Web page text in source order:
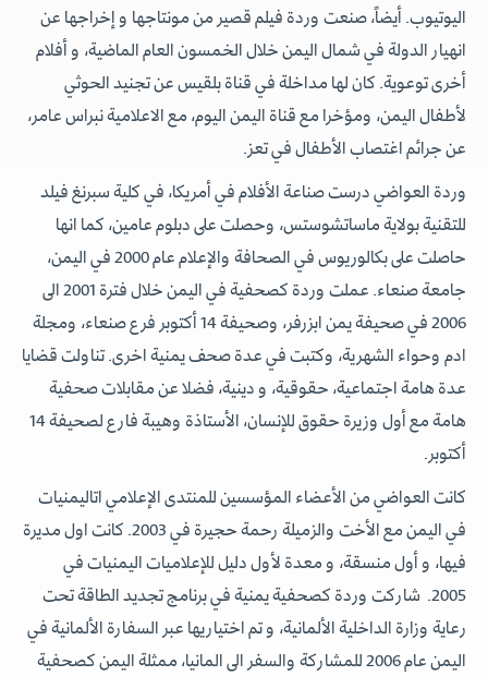
اليوتيوب. أيضاً، صنعت وردة فيلم قصير من مونتاجها و إخراجها عن
انهيار الدولة في شمال اليمن خلال الخمسون العام الماضية، و أفلام
أخرى توعوية. كان لها مداخلة في قناة بلقيس عن تجنيد الحوثي
لأطفال اليمن، ومؤخرا مع قناة اليمن اليوم، مع الاعلامية نبراس عامر،
عن جرائم اغتصاب الأطفال في تعز.
وردة العواضي درست صناعة الأفلام في أمريكا، في كلية سبرنغ فيلد
للتقنية بولاية ماساتشوستس، وحصلت على دبلوم عامين، كما انها
حاصلت على بكالوريوس في الصحافة والإعلام عام 2000 في اليمن،
جامعة صنعاء. عملت وردة كصحفية في اليمن خلال فترة 2001 الى
2006 في صحيفة يمن ابزرفر، وصحيفة 14 أكتوبر فرع صنعاء، ومجلة
ادم وحواء الشهرية، وكتبت في عدة صحف يمنية اخرى. تناولت قضايا
عدة هامة اجتماعية، حقوقية، و دينية، فضلا عن مقابلات صحفية
هامة مع أول وزيرة حقوق للإنسان، الأستاذة وهيبة فارع لصحيفة 14
أكتوبر.
كانت العواضي من الأعضاء المؤسسين للمنتدى الإعلامي اتاليمنيات
في اليمن مع الأخت والزميلة رحمة حجيرة في 2003. كانت اول مديرة
فيها، و أول منسقة، و معدة لأول دليل للإعلاميات اليمنيات في
2005. شاركت وردة كصحفية يمنية في برنامج تجديد الطاقة تحت
رعاية وزارة الداخلية الألمانية، و تم اختياريها عبر السفارة الألمانية في
اليمن عام 2006 للمشاركة والسفر الى المانيا، ممثلة اليمن كصحفية